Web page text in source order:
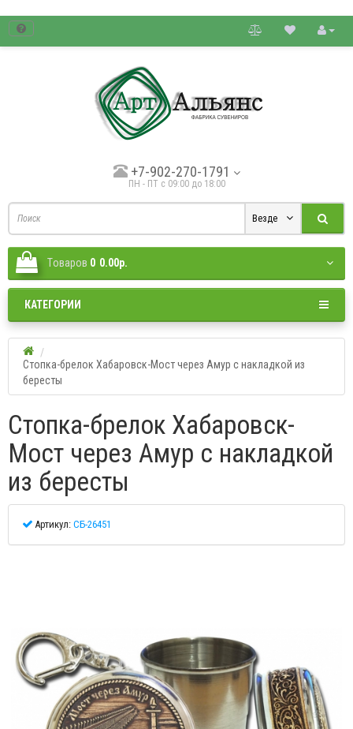
+7-902-270-1791
ПН - ПТ с 09:00 до 18:00
Везде
Tоваров 0 0.00р.
КАТЕГОРИИ
Стопка-брелок Хабаровск-Мост через Амур с накладкой из
бересты
Стопка-брелок Хабаровск-
Мост через Амур с накладкой
из бересты
Артикул: СБ-26451